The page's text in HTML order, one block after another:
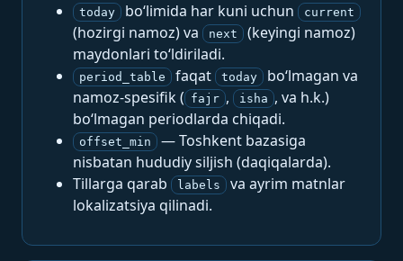
today bo‘limida har kuni uchun current
(hozirgi namoz) va next
(keyingi namoz)
maydonlari to‘ldiriladi.
period_table faqat today
bo‘lmagan va
namoz-spesifik ( fajr , isha , va h.k.)
bo‘lmagan periodlarda chiqadi.
offset_min
— Toshkent bazasiga
nisbatan hududiy siljish (daqiqalarda).
Tillarga qarab
labels
va ayrim matnlar
lokalizatsiya qilinadi.